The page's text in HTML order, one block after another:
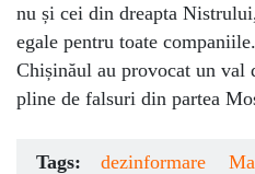
nu și cei din dreapta
egale pentru toate
Chișinăul au provocat un val
pline de falsuri din partea
Tags: dezinformare